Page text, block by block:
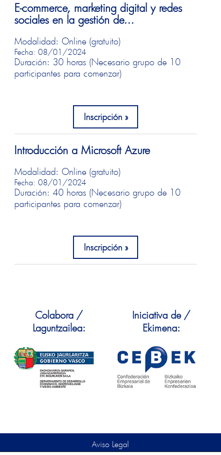
E-commerce, marketing digital y redes
sociales en la gestión de...
Modalidad: Online (gratuito)
Fecha: 08/01/2024
Duración: 30 horas (Necesario grupo de 10
participantes para comenzar)
Inscripción
Introducción a Microsoft Azure
Modalidad: Online (gratuito)
Fecha: 08/01/2024
Duración: 40 horas (Necesario grupo de 10
participantes para comenzar)
Inscripción
Colabora /
Laguntzailea:
Iniciativa de /
Ekimena:
Aviso Legal